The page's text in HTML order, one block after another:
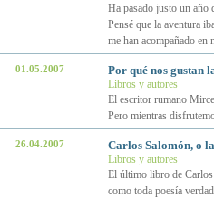
Ha pasado justo un año
Pensé que la aventura
me han acompañado en
01.05.2007 Por qué nos gustan
Libros y autores
El escritor rumano
Pero mientras
26.04.2007 Carlos Salomón, o
Libros y autores
El último libro de Carlos
como toda poesía